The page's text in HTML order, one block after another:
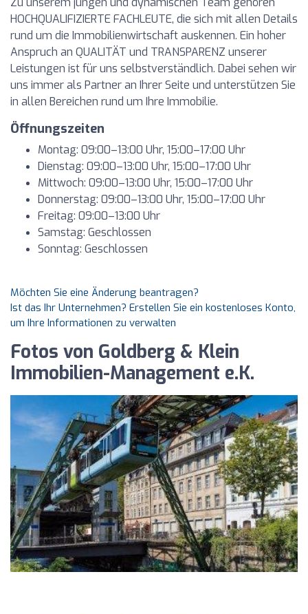
HOCHQUALIFIZIERTE FACHLEUTE, die sich mit allen Details
rund um die Immobilienwirtschaft auskennen. Ein hoher
Anspruch an QUALITÄT und TRANSPARENZ unserer
Leistungen ist für uns selbstverständlich. Dabei sehen wir
uns immer als Partner an Ihrer Seite und unterstützen Sie
in allen Bereichen rund um Ihre Immobilie.
Öffnungszeiten
Montag: 09:00–13:00 Uhr, 15:00–17:00 Uhr
Dienstag: 09:00–13:00 Uhr, 15:00–17:00 Uhr
Mittwoch: 09:00–13:00 Uhr, 15:00–17:00 Uhr
Donnerstag: 09:00–13:00 Uhr, 15:00–17:00 Uhr
Freitag: 09:00–13:00 Uhr
Samstag: Geschlossen
Sonntag: Geschlossen
Möchten Sie eine Änderung beantragen?
Ist das Ihr Unternehmen? Erstellen Sie ein kostenloses Konto,
um Ihre Informationen zu verwalten
Fotos von Goldberg & Klein
Immobilien-Management e.K.